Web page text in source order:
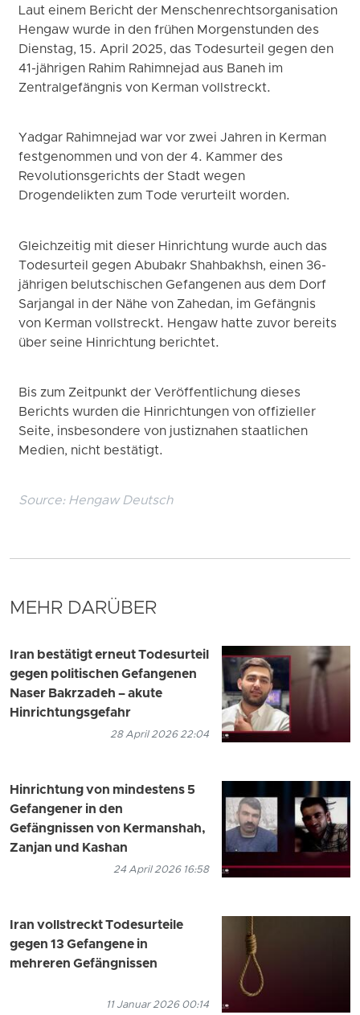
Laut einem Bericht der Menschenrechtsorganisation
Hengaw wurde in den frühen Morgenstunden des
Dienstag, 15. April 2025, das Todesurteil gegen den
41-jährigen Rahim Rahimnejad aus Baneh im
Zentralgefängnis von Kerman vollstreckt.
Yadgar Rahimnejad war vor zwei Jahren in Kerman
festgenommen und von der 4. Kammer des
Revolutionsgerichts der Stadt wegen
Drogendelikten zum Tode verurteilt worden.
Gleichzeitig mit dieser Hinrichtung wurde auch das
Todesurteil gegen Abubakr Shahbakhsh, einen 36-
jährigen belutschischen Gefangenen aus dem Dorf
Sarjangal in der Nähe von Zahedan, im Gefängnis
von Kerman vollstreckt. Hengaw hatte zuvor bereits
über seine Hinrichtung berichtet.
Bis zum Zeitpunkt der Veröffentlichung dieses
Berichts wurden die Hinrichtungen von offizieller
Seite, insbesondere von justiznahen staatlichen
Medien, nicht bestätigt.
Source: Hengaw Deutsch
MEHR DARÜBER
Iran bestätigt erneut Todesurteil
gegen politischen Gefangenen
Naser Bakrzadeh – akute
Hinrichtungsgefahr
28 April 2026 22:04
Hinrichtung von mindestens 5
Gefangener in den
Gefängnissen von Kermanshah,
Zanjan und Kashan
24 April 2026 16:58
Iran vollstreckt Todesurteile
gegen 13 Gefangene in
mehreren Gefängnissen
11 Januar 2026 00:14